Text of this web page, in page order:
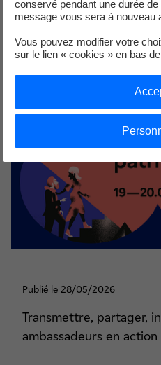
Publié le 28/05/2026
Transmettre, partager,
ambassadeurs en action
conservé pendant une durée
message vous sera à nouveau
Vous pouvez modifier votre
sur le lien « cookies » en bas